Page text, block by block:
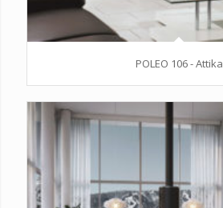
POLEO 106 - Attika